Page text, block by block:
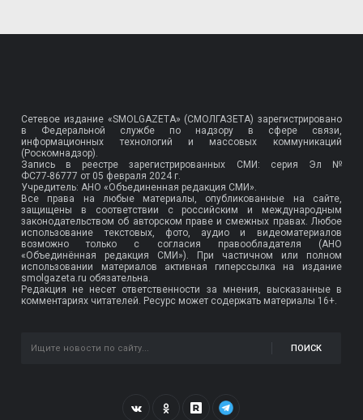
Сетевое издание «SMOLGAZETA» (СМОЛГАЗЕТА) зарегистрировано
в Федеральной службе по надзору в сфере связи,
информационных технологий и массовых коммуникаций
(Роскомнадзор).
Запись в реестре зарегистрированных СМИ: серия Эл №
ФС77-86777 от 05 февраля 2024 г.
Учредитель: АНО «Объединенная редакция СМИ».
Все права на любые материалы, опубликованные на сайте,
защищены в соответствии с российским и международным
законодательством об авторском праве и смежных правах. Любое
использование текстовых, фото, аудио и видеоматериалов
возможно только с согласия правообладателя (АНО
«Объединённая редакция СМИ»). При частичном или полном
использовании материалов активная гиперссылка на издание
smolgazeta.ru обязательна.
Редакция не несет ответственности за мнения, высказанные в
комментариях читателей. Ресурс может содержать материалы 16+.
ПОИСК